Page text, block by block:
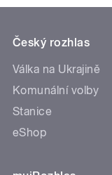
Český rozhlas
Válka na Ukrajině
Komunální volby
Stanice
eShop